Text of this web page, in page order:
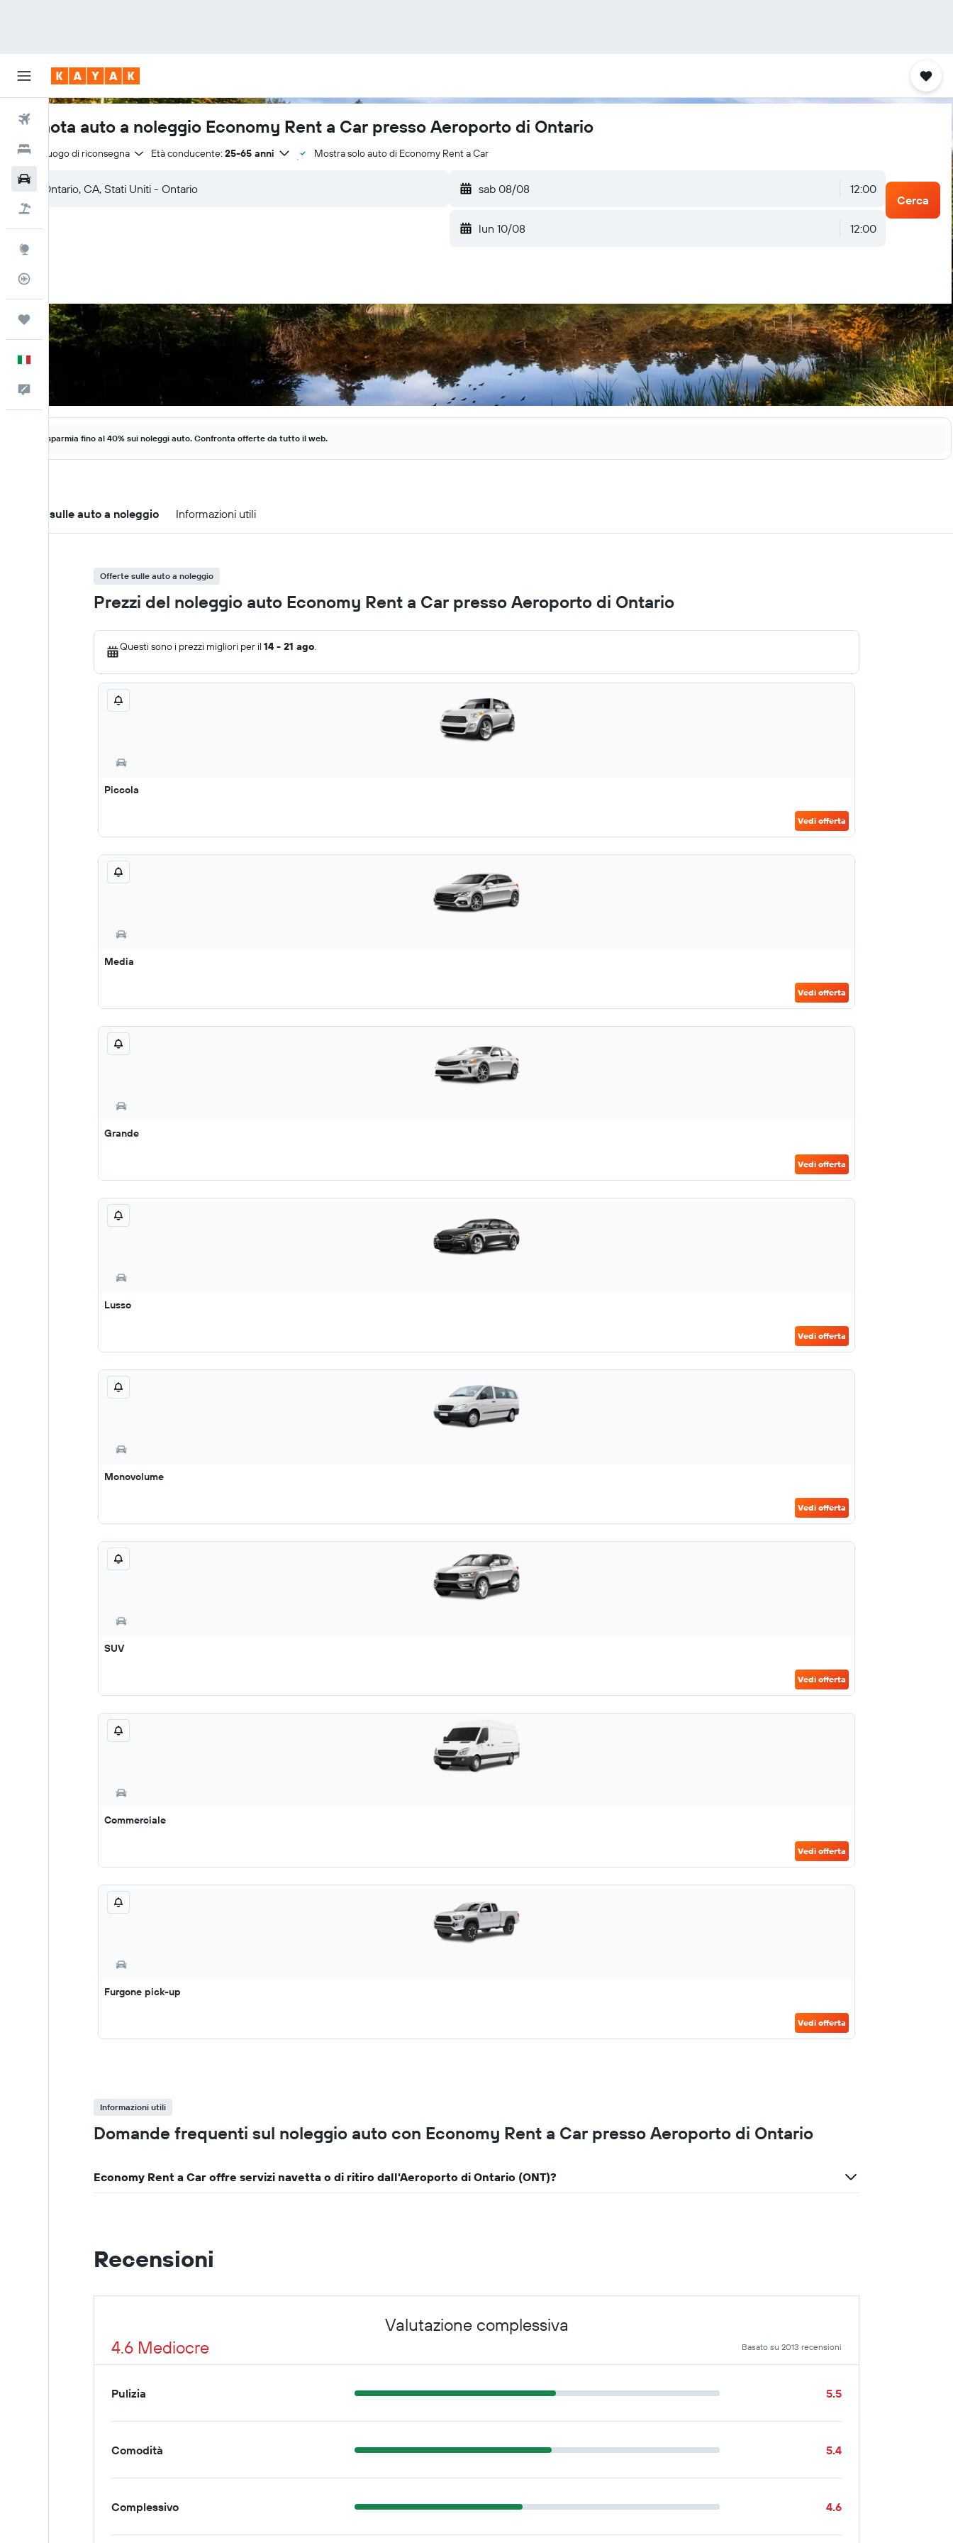
Voli
Hotel
Trips
Commenti
Prenota auto a noleggio Economy Rent a Car presso Aeroporto di Ontario
Stesso luogo di riconsegna Età conducente: 25-65 anni Mostra solo auto di Economy Rent a Car
sab 08/08 12:00
lun 10/08 12:00
Cerca
Risparmia fino al 40% sui noleggi auto. Confronta offerte da tutto il web.
Offerte sulle auto a noleggio Informazioni utili
Offerte sulle auto a noleggio
Prezzi del noleggio auto Economy Rent a Car presso Aeroporto di Ontario
Questi sono i prezzi migliori per il 14 - 21 ago.
Piccola
Vedi offerta
Media
Vedi offerta
Grande
Vedi offerta
Lusso
Vedi offerta
Monovolume
Vedi offerta
SUV
Vedi offerta
Commerciale
Vedi offerta
Furgone pick-up
Vedi offerta
Informazioni utili
Domande frequenti sul noleggio auto con Economy Rent a Car presso Aeroporto di Ontario
Economy Rent a Car offre servizi navetta o di ritiro dall'Aeroporto di Ontario (ONT)?
Recensioni
Valutazione complessiva
4.6 Mediocre
Basato su 2013 recensioni
Pulizia 5.5
Comodità 5.4
Complessivo 4.6